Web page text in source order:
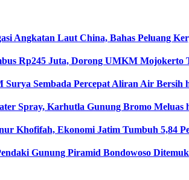
Angkatan Laut China, Bahas Peluang
Rp245 Juta, Dorong UMKM Mojokerto
Sembada Percepat Aliran Air Bersih
Spray, Karhutla Gunung Bromo Meluas
Khofifah, Ekonomi Jatim Tumbuh 5,84
Gunung Piramid Bondowoso